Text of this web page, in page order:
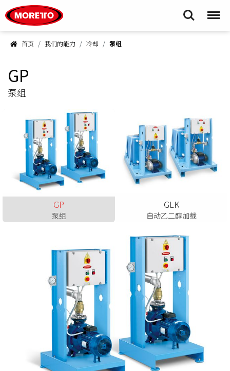
Search Menu
首页 我们的能力 冷却 泵组
GP
泵组
GP
泵组
GLK
自动乙二醇加载